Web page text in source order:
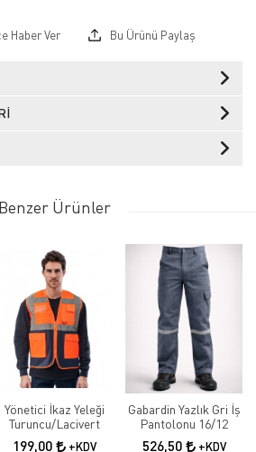
Haber Ver Bu Ürünü Paylaş
Benzer Ürünler
Yönetici İkaz Yeleği
Turuncu/Lacivert
199,00 +KDV
Gabardin Yazlık Gri İş
Pantolonu 16/12
526,50 +KDV